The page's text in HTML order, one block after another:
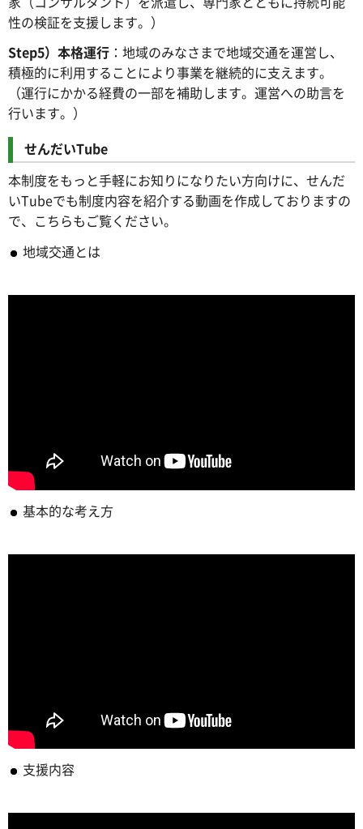
性の検証を支援します。）
Step5） 本格運行 ：地域のみなさまで地域交通を運営し、
積極的に利用することにより事業を継続的に支えます。
（運行にかかる経費の一部を補助します。運営への助言を
行います。）
せんだいTube
本制度をもっと手軽にお知りになりたい方向けに、せんだ
いTubeでも制度内容を紹介する動画を作成しておりますの
で、こちらもご覧ください。
地域交通とは
基本的な考え方
支援内容